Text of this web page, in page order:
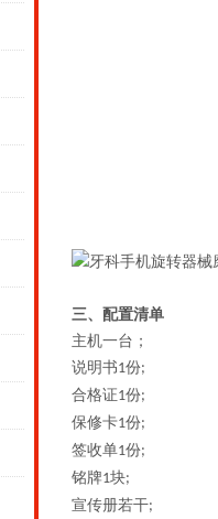
三、配置清单
主机一台；
说明书1份;
合格证1份;
保修卡1份;
签收单1份;
铭牌1块;
宣传册若干;